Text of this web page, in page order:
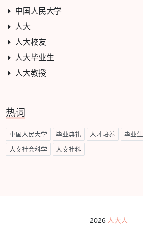
中国人民大学
人大
人大校友
人大毕业生
人大教授
热词
中国人民大学 毕业典礼 人才培养 毕业生
人文社会科学 人文社科
2026 人大人